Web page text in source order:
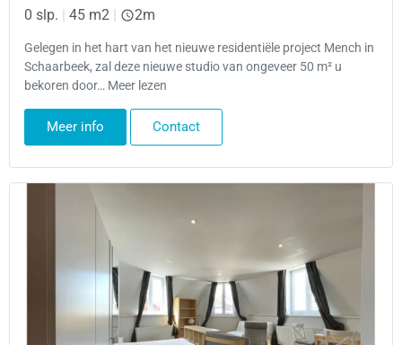
0 slp. | 45 m2 | 2m
Gelegen in het hart van het nieuwe residentiële project Mench in
Schaarbeek, zal deze nieuwe studio van ongeveer 50 m² u
bekoren door… Meer lezen
Meer info Contact